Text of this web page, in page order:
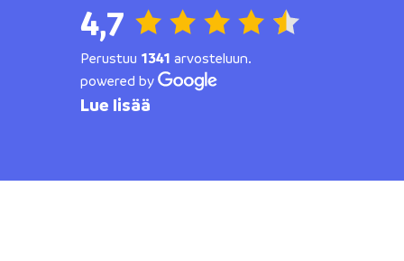
4,7
Perustuu 1341 arvosteluun.
powered by
Lue lisää